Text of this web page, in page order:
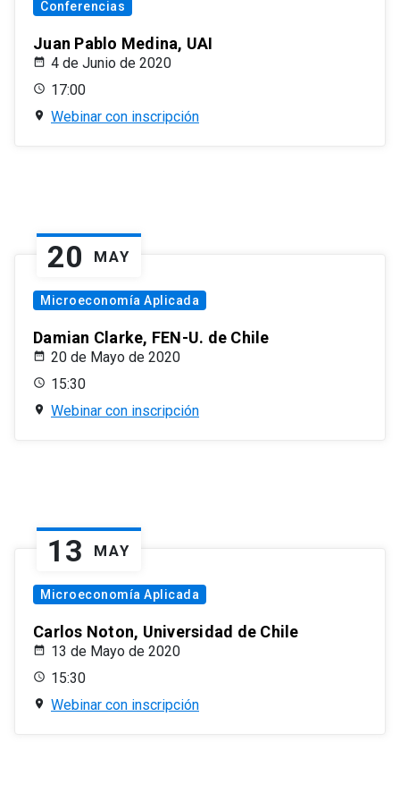
Conferencias
Juan Pablo Medina, UAI
4 de Junio de 2020
17:00
Webinar con inscripción
20 MAY
Microeconomía Aplicada
Damian Clarke, FEN-U. de Chile
20 de Mayo de 2020
15:30
Webinar con inscripción
13 MAY
Microeconomía Aplicada
Carlos Noton, Universidad de Chile
13 de Mayo de 2020
15:30
Webinar con inscripción